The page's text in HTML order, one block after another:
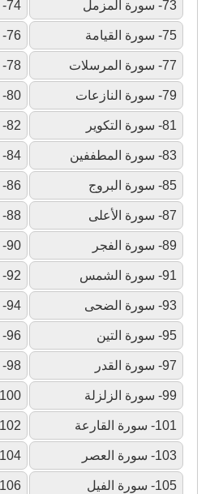
73- سورة المزمل 74- سورة المدثر
75- سورة القيامة 76- سورة الإنسان
77- سورة المرسلات 78- سورة النبأ
79- سورة النازعات 80- سورة عبس
81- سورة التكوير 82- سورة الانفطار
83- سورة المطففين 84- سورة الانشقاق
85- سورة البروج 86- سورة الطارق
87- سورة الأعلى 88- سورة الغاشية
89- سورة الفجر 90- سورة البلد
91- سورة الشمس 92- سورة الليل
93- سورة الضحى 94- سورة الشرح
95- سورة التين 96- سورة العلق
97- سورة القدر 98- سورة البينة
99- سورة الزلزلة 100- سورة العاديات
101- سورة القارعة 102- سورة التكاثر
103- سورة العصر 104- سورة الهمزة
105- سورة الفيل 106- سورة قريش